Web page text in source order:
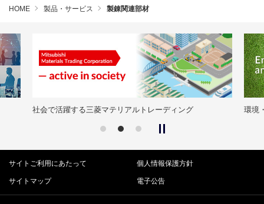
HOME 製品・サービス 製錬関連部材
社会で活躍する三菱マテリアルトレーディング 環境・
サイトご利用にあたって 個人情報保護方針
サイトマップ 電子公告